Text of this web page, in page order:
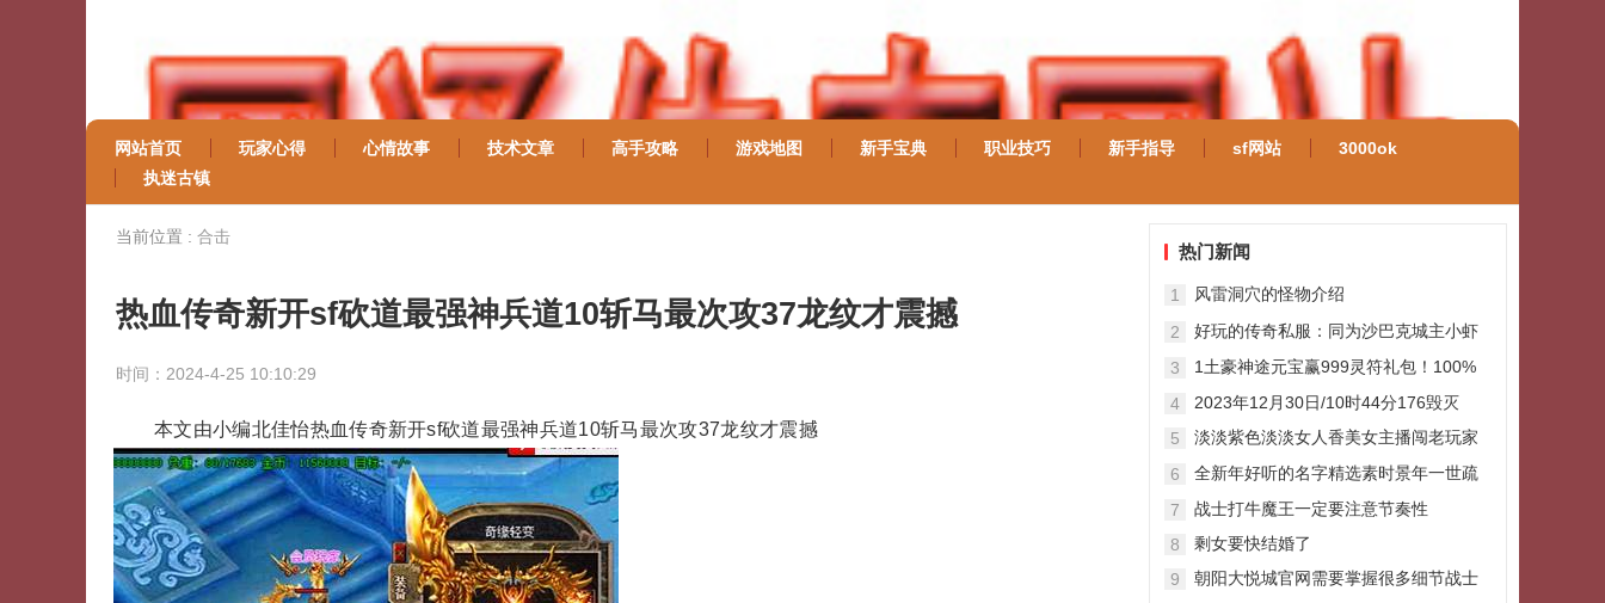
网站首页 玩家心得 心情故事 技术文章 高手攻略 游戏地图 新手宝典 职业技巧 新手指导 sf网站
3000ok
执迷古镇
当前位置 : 合击
热血传奇新开sf砍道最强神兵道10斩马最次攻37龙纹才震撼
时间：2024-4-25 10:10:29
本文由小编北佳怡热血传奇新开sf砍道最强神兵道10斩马最次攻37龙纹才震撼
热门新闻
1
风雷洞穴的怪物介绍
2
好玩的传奇私服：同为沙巴克城主小虾
3
1土豪神途元宝赢999灵符礼包！100%
4
2023年12月30日/10时44分176毁灭
5
淡淡紫色淡淡女人香美女主播闯老玩家
6
全新年好听的名字精选素时景年一世疏
7
战士打牛魔王一定要注意节奏性
8
剩女要快结婚了
9
朝阳大悦城官网需要掌握很多细节战士